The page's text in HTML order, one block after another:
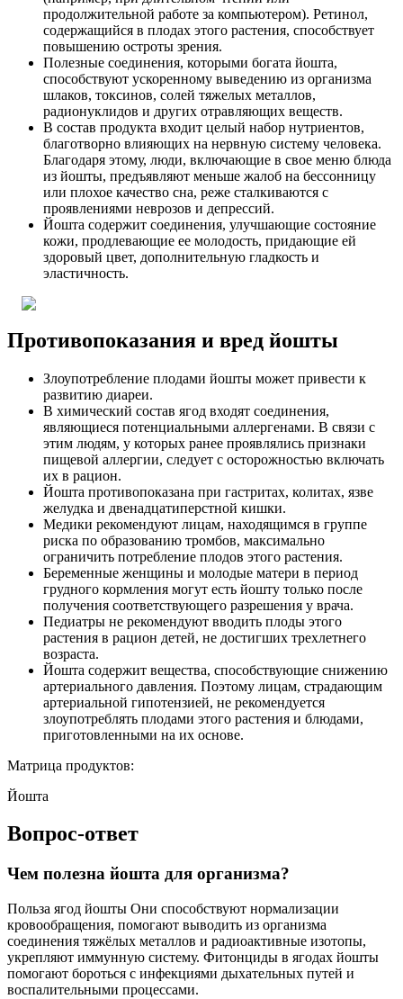
продолжительной работе за компьютером). Ретинол,
содержащийся в плодах этого растения, способствует
повышению остроты зрения.
Полезные соединения, которыми богата йошта,
способствуют ускоренному выведению из организма
шлаков, токсинов, солей тяжелых металлов,
радионуклидов и других отравляющих веществ.
В состав продукта входит целый набор нутриентов,
благотворно влияющих на нервную систему человека.
Благодаря этому, люди, включающие в свое меню блюда
из йошты, предъявляют меньше жалоб на бессонницу
или плохое качество сна, реже сталкиваются с
проявлениями неврозов и депрессий.
Йошта содержит соединения, улучшающие состояние
кожи, продлевающие ее молодость, придающие ей
здоровый цвет, дополнительную гладкость и
эластичность.
Противопоказания и вред йошты
Злоупотребление плодами йошты может привести к
развитию диареи.
В химический состав ягод входят соединения,
являющиеся потенциальными аллергенами. В связи с
этим людям, у которых ранее проявлялись признаки
пищевой аллергии, следует с осторожностью включать
их в рацион.
Йошта противопоказана при гастритах, колитах, язве
желудка и двенадцатиперстной кишки.
Медики рекомендуют лицам, находящимся в группе
риска по образованию тромбов, максимально
ограничить потребление плодов этого растения.
Беременные женщины и молодые матери в период
грудного кормления могут есть йошту только после
получения соответствующего разрешения у врача.
Педиатры не рекомендуют вводить плоды этого
растения в рацион детей, не достигших трехлетнего
возраста.
Йошта содержит вещества, способствующие снижению
артериального давления. Поэтому лицам, страдающим
артериальной гипотензией, не рекомендуется
злоупотреблять плодами этого растения и блюдами,
приготовленными на их основе.
Матрица продуктов:
Йошта
Вопрос-ответ
Чем полезна йошта для организма?
Польза ягод йошты Они способствуют нормализации
кровообращения, помогают выводить из организма
соединения тяжёлых металлов и радиоактивные изотопы,
укрепляют иммунную систему. Фитонциды в ягодах йошты
помогают бороться с инфекциями дыхательных путей и
воспалительными процессами.